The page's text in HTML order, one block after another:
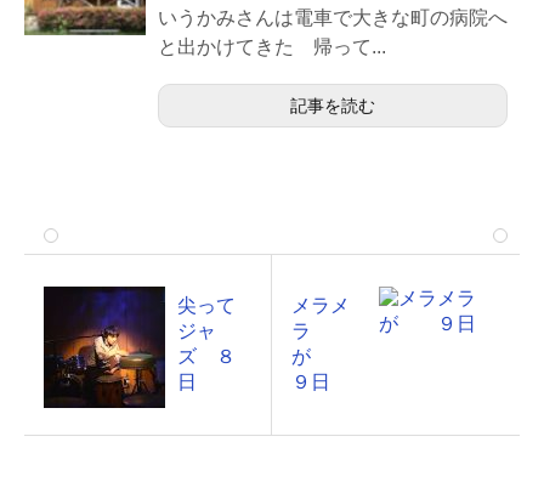
いうかみさんは電車で大きな町の病院へ
と出かけてきた 帰って...
記事を読む
尖って
ジャ
ズ ８
日
メラメ
ラ
が
９日